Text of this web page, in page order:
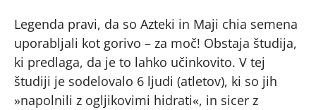
Legenda pravi, da so Azteki in Maji chia semena
uporabljali kot gorivo – za moč! Obstaja študija,
ki predlaga, da je to lahko učinkovito. V tej
študiji je sodelovalo 6 ljudi (atletov), ki so jih
»napolnili z ogljikovimi hidrati«, in sicer z